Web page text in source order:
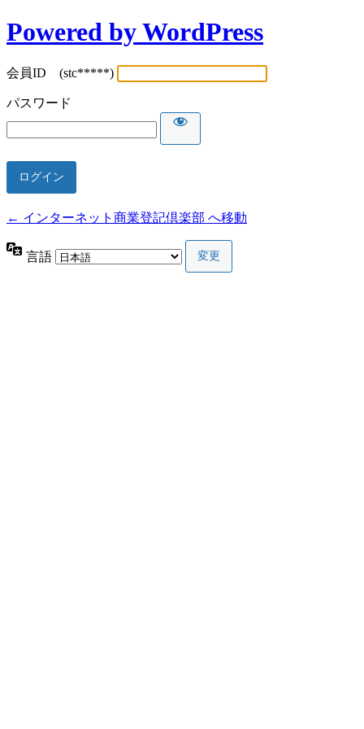
Powered by WordPress
会員ID (stc*****)
パスワード
← インターネット商業登記倶楽部 へ移動
言語